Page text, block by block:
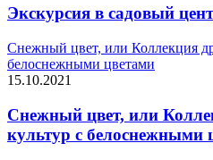
Экскурсия в садовый
Снежный цвет, или Коллекция
белоснежными цветами
15.10.2021
Снежный цвет, или
культур с белоснежными